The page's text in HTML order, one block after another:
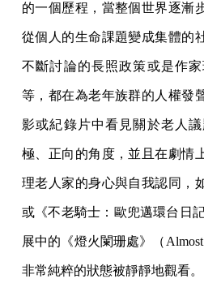
的一個歷程，當整個世界逐漸
從個人的生命課題變成集體的
不斷討論的長照政策或是作
等，都在為老年族群的人權發
影或紀錄片中看見關於老人
極、正向的角度，並且在劇情
理老人家的身心與自我認同，
或《不老騎士：歐兜邁環台日
展中的《燈火闌珊處》（
非常純粹的狀態被靜靜地觀看。